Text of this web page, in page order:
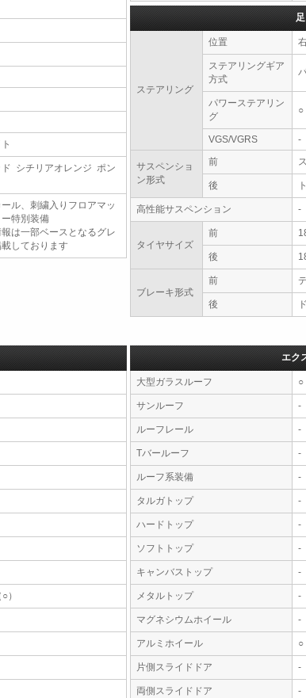
シチリアオレンジ ポン
ル、刺繍入りフロアマッ
ー特別装備
は一部ベースとなるグレ
しております
ステアリング
位置
ステアリングギア
方式
パワーステアリン
グ
○
VGS/VGRS -
サスペンショ
ン形式
前
後
高性能サスペンション -
タイヤサイズ
前
後
ブレーキ形式
前
後
）
エク
大型ガラスルーフ ○
サンルーフ -
ルーフレール -
Tバールーフ -
ルーフ系装備 -
タルガトップ -
ハードトップ -
ソフトトップ -
キャンバストップ -
メタルトップ -
マグネシウムホイール -
アルミホイール ○
片側スライドドア -
両側スライドドア -